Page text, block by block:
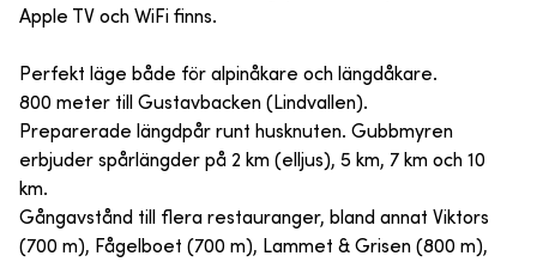
Apple TV och WiFi finns.
Perfekt läge både för alpinåkare och längdåkare.
800 meter till Gustavbacken (Lindvallen).
Preparerade längdpår runt husknuten. Gubbmyren
erbjuder spårlängder på 2 km (elljus), 5 km, 7 km och 10
km.
Gångavstånd till flera restauranger, bland annat Viktors
(700 m), Fågelboet (700 m), Lammet & Grisen (800 m),